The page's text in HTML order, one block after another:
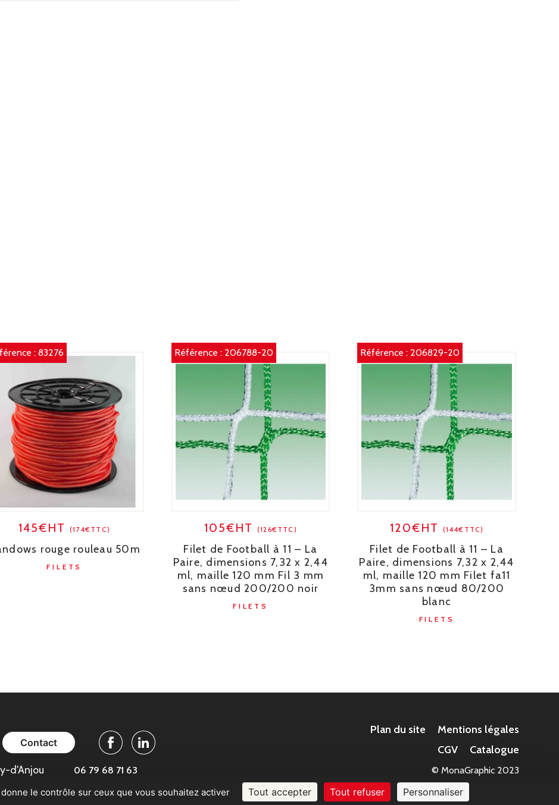
: 83276
145€HT(174€TTC)
rouge rouleau 50m
FILETS
Référence : 206788-20
105€HT (126€TTC)
Filet de Football à 11 – La
Paire, dimensions 7,32 x 2,44
ml, maille 120 mm Fil 3 mm
sans nœud 200/200 noir
FILETS
Référence : 206829-20
120€HT (144€TTC)
Filet de Football à 11 – La
Paire, dimensions 7,32 x 2,44
ml, maille 120 mm Filet fa11
3mm sans nœud 80/200
blanc
FILETS
Contact FacebookLinkedin
Plan du site
Mentions légales
CGV
Catalogue
d'Anjou 06 79 68 71 63 © MonaGraphic 2023
le contrôle sur ceux que vous souhaitez activer Tout accepter Tout refuser Personnaliser